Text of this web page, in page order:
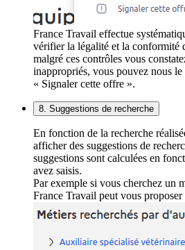
France Travail effectue
vérifier la légalité et la conformité
malgré ces contrôles vous
inappropriés, vous pouvez nous
« Signaler cette offre ».
8. Suggestions de recherche
En fonction de la recherche
afficher des suggestions de
suggestions sont calculées en
avez saisis.
Par exemple si vous cherchez un
France Travail peut vous proposer